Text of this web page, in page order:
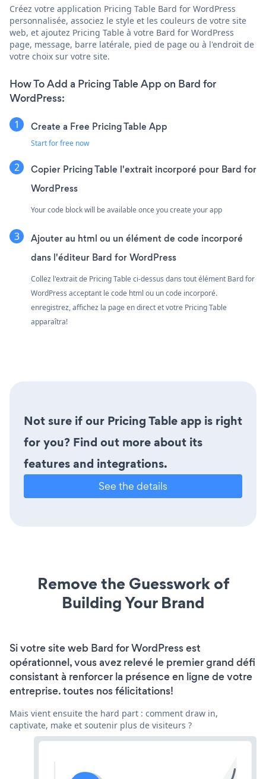
Créez votre application Pricing Table Bard for WordPress
personnalisée, associez le style et les couleurs de votre site
web, et ajoutez Pricing Table à votre Bard for WordPress
page, message, barre latérale, pied de page ou à l'endroit de
votre choix sur votre site.
How To Add a Pricing Table App on Bard for
WordPress:
Create a Free Pricing Table App
Start for free now
Copier Pricing Table l'extrait incorporé pour Bard for
WordPress
Your code block will be available once you create your app
Ajouter au html ou un élément de code incorporé
dans l'éditeur Bard for WordPress
Collez l'extrait de Pricing Table ci-dessus dans tout élément Bard for
WordPress acceptant le code html ou un code incorporé.
enregistrez, affichez la page en direct et votre Pricing Table
apparaîtra!
Not sure if our Pricing Table app is right
for you? Find out more about its
features and integrations.
See the details
Remove the Guesswork of
Building Your Brand
Si votre site web Bard for WordPress est
opérationnel, vous avez relevé le premier grand défi
consistant à renforcer la présence en ligne de votre
entreprise. toutes nos félicitations!
Mais vient ensuite the hard part : comment draw in,
captivate, make et soutenir plus de visiteurs ?